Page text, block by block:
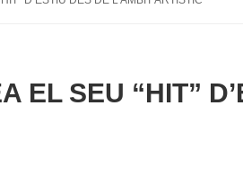
EL SEU “HIT”